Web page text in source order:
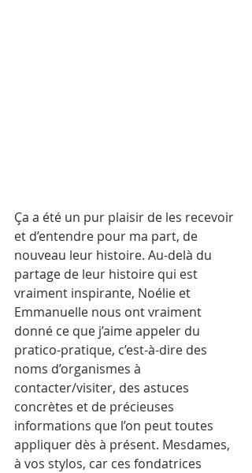
Ça a été un pur plaisir de les recevoir
et d’entendre pour ma part, de
nouveau leur histoire. Au-delà du
partage de leur histoire qui est
vraiment inspirante, Noélie et
Emmanuelle nous ont vraiment
donné ce que j’aime appeler du
pratico-pratique, c’est-à-dire des
noms d’organismes à
contacter/visiter, des astuces
concrètes et de précieuses
informations que l’on peut toutes
appliquer dès à présent. Mesdames,
à vos stylos, car ces fondatrices